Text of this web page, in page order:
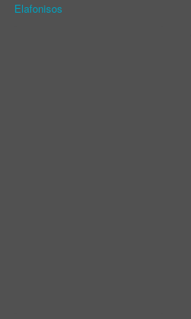
Elafonisos